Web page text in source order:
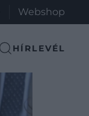
Webshop
HÍRLEVÉL